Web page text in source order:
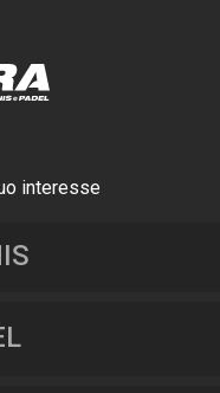
interesse